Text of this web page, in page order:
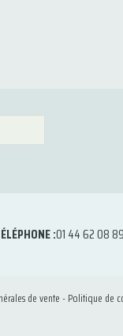
:01 44 62 08 89
de vente-Politique de